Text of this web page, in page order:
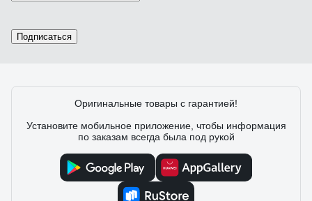
Подписаться
Оригинальные товары с гарантией!
Установите мобильное приложение, чтобы информация
по заказам всегда была под рукой